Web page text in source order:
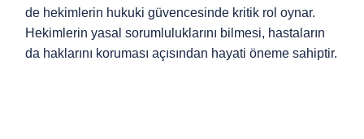
de hekimlerin hukuki güvencesinde kritik rol oynar.
Hekimlerin yasal sorumluluklarını bilmesi, hastaların
da haklarını koruması açısından hayati öneme sahiptir.